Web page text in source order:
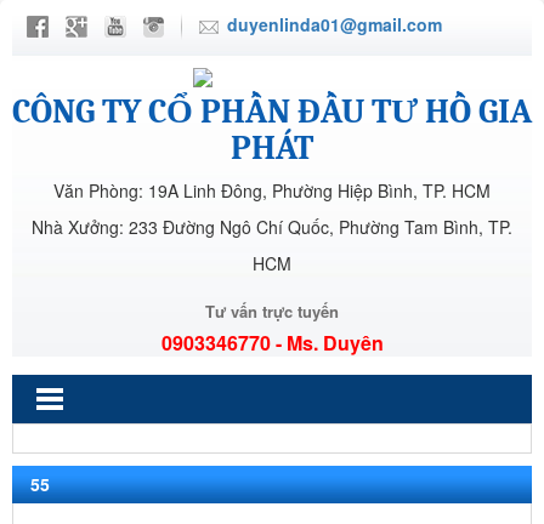
duyenlinda01@gmail.com
CÔNG TY CỔ PHẦN ĐẦU TƯ HỒ GIA
PHÁT
Văn Phòng: 19A Linh Đông, Phường Hiệp Bình, TP. HCM
Nhà Xưởng: 233 Đường Ngô Chí Quốc, Phường Tam Bình, TP.
HCM
Tư vấn trực tuyến
0903346770 - Ms. Duyên
55